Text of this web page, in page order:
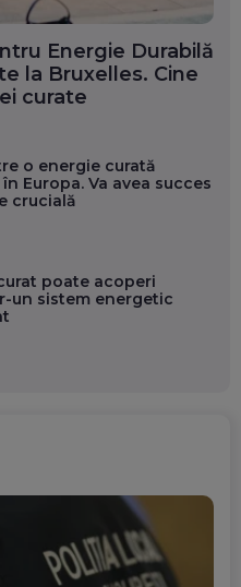
Energie Durabilă
la Bruxelles. Cine
curate
o energie curată
Europa. Va avea succes
crucială
poate acoperi
un sistem energetic